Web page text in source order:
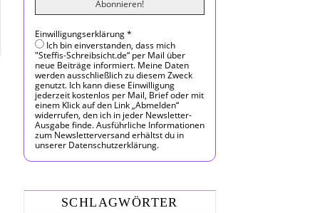
Einwilligungserklärung*
Ich bin einverstanden, dass mich
"Steffis-Schreibsicht.de“ per Mail über
neue Beiträge informiert. Meine Daten
werden ausschließlich zu diesem Zweck
genutzt. Ich kann diese Einwilligung
jederzeit kostenlos per Mail, Brief oder mit
einem Klick auf den Link „Abmelden“
widerrufen, den ich in jeder Newsletter-
Ausgabe finde. Ausführliche Informationen
zum Newsletterversand erhältst du in
unserer Datenschutzerklärung.
SCHLAGWÖRTER